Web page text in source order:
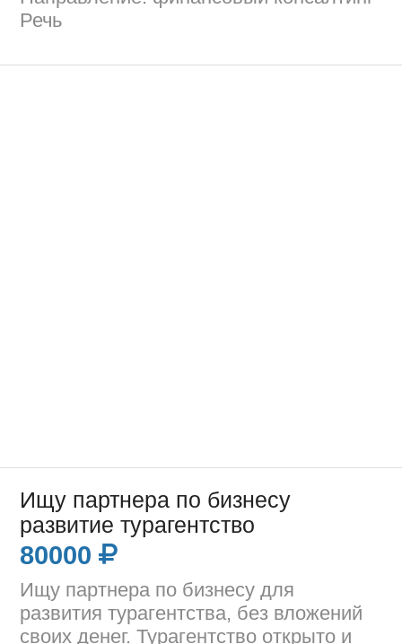
Речь
Ищу партнера по бизнесу
развитие турагентство
80000
Ищу партнера по бизнесу для
развития турагентства, без вложений
своих денег. Турагентство открыто и